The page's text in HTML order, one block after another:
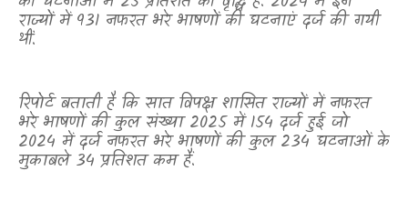
राज्यों में 931 नफरत भरे भाषणों की घटनाएं दर्ज की गयी
थीं.
रिपोर्ट बताती है कि सात विपक्ष शासित राज्यों में नफरत
भरे भाषणों की कुल संख्या 2025 में 154 दर्ज हुई जो
2024 में दर्ज नफरत भरे भाषणों की कुल 234 घटनाओं के
मुकाबले 34 प्रतिशत कम हैं.